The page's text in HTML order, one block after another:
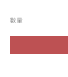
數量